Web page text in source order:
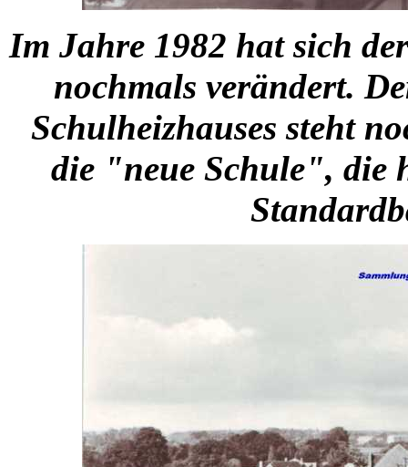
Im Jahre 1982 hat sich
nochmals verändert.
Schulheizhauses steht
die "neue Schule", die